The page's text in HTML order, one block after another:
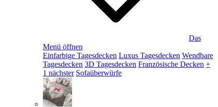
Das
Menü öffnen
Einfarbige Tagesdecken Luxus Tagesdecken Wendbare
Tagesdecken 3D Tagesdecken Französische Decken +
1 nächster Sofaüberwürfe